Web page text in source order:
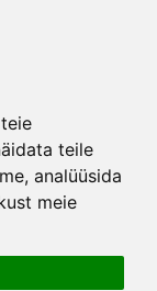
teile
analüüsida
meie